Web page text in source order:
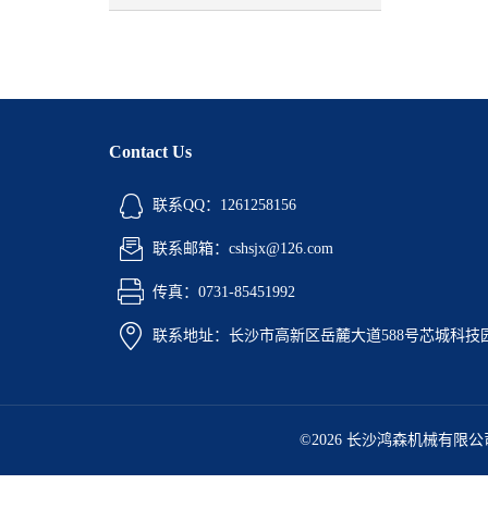
Contact Us
联系QQ：1261258156
联系邮箱：cshsjx@126.com
传真：0731-85451992
联系地址：长沙市高新区岳麓大道588号芯城科技
©2026 长沙鸿森机械有限